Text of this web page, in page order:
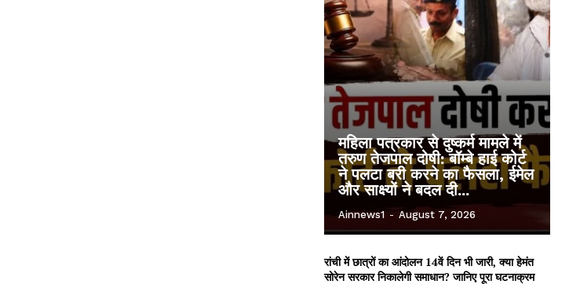
महिला पत्रकार से दुष्कर्म मामले में
तरुण तेजपाल दोषी: बॉम्बे हाई कोर्ट
ने पलटा बरी करने का फैसला, ईमेल
और साक्ष्यों ने बदल दी...
Ainnews1 - August 7, 2026
रांची में छात्रों का आंदोलन 14वें दिन भी जारी, क्या हेमंत
सोरेन सरकार निकालेगी समाधान? जानिए पूरा घटनाक्रम